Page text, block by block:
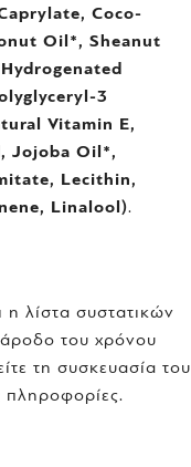
Coco-
Oil*, Sheanut
3
Vitamin E,
Jojoba Oil*,
Lecithin,
Linalool).
λίστα συστατικών
του χρόνου
τη συσκευασία του
πληροφορίες.